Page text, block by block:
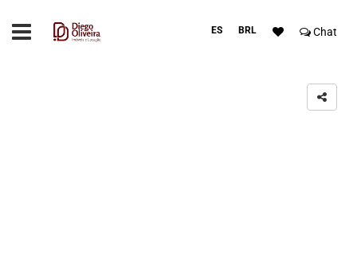
ES BRL Chat